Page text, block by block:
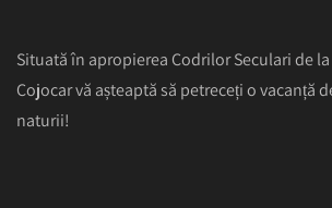
Situată în apropierea Codrilor Seculari de
Cojocar vă așteaptă să petreceți o vacanță
naturii!